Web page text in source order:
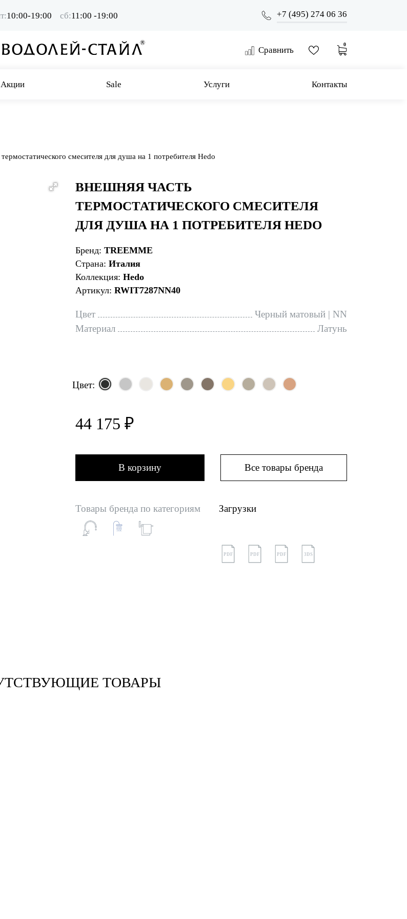
10:00-19:00 сб:11:00 -19:00 +7 (495) 274 06 36
Сравнить
0
Акции Sale Услуги Контакты
смесителя для душа на 1 потребителя Hedo
ВНЕШНЯЯ ЧАСТЬ
ТЕРМОСТАТИЧЕСКОГО СМЕСИТЕЛЯ
ДЛЯ ДУША НА 1 ПОТРЕБИТЕЛЯ HEDO
Бренд: TREEMME
Страна: Италия
Коллекция: Hedo
Артикул: RWIT7287NN40
Цвет
Черный матовый | NN
Материал
Латунь
Цвет:
44 175 ₽
В корзину Все товары бренда
Товары бренда по категориям Загрузки
PDF PDF PDF 3DS
ТОВАРЫ